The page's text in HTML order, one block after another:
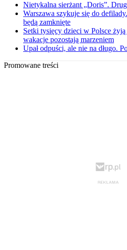
Nietykalna sierżant „Doris”.
Warszawa szykuje się do
będą zamknięte
Setki tysięcy dzieci w Polsce
wakacje pozostają marzeniem
Upał odpuści, ale nie na długo.
Promowane treści